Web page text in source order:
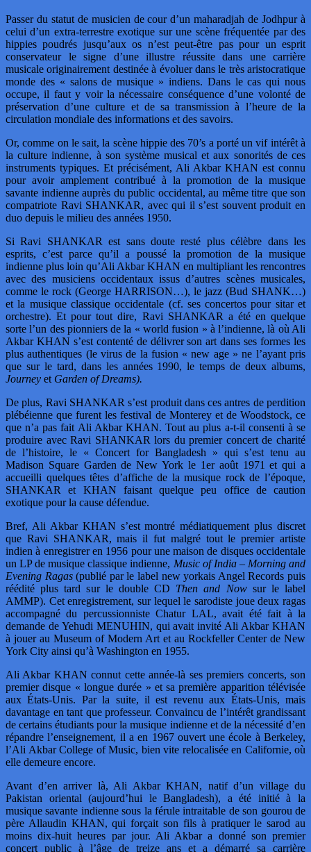
Passer du statut de musicien de cour d’un maharadjah de Jodhpur à
celui d’un extra-terrestre exotique sur une scène fréquentée par des
hippies poudrés jusqu’aux os n’est peut-être pas pour un esprit
conservateur le signe d’une illustre réussite dans une carrière
musicale originairement destinée à évoluer dans le très aristocratique
monde des « salons de musique » indiens. Dans le cas qui nous
occupe, il faut y voir la nécessaire conséquence d’une volonté de
préservation d’une culture et de sa transmission à l’heure de la
circulation mondiale des informations et des savoirs.
Or, comme on le sait, la scène hippie des 70’s a porté un vif intérêt à
la culture indienne, à son système musical et aux sonorités de ces
instruments typiques. Et précisément, Ali Akbar KHAN est connu
pour avoir amplement contribué à la promotion de la musique
savante indienne auprès du public occidental, au même titre que son
compatriote Ravi SHANKAR, avec qui il s’est souvent produit en
duo depuis le milieu des années 1950.
Si Ravi SHANKAR est sans doute resté plus célèbre dans les
esprits, c’est parce qu’il a poussé la promotion de la musique
indienne plus loin qu’Ali Akbar KHAN en multipliant les rencontres
avec des musiciens occidentaux issus d’autres scènes musicales,
comme le rock (George HARRISON…), le jazz (Bud SHANK…)
et la musique classique occidentale (cf. ses concertos pour sitar et
orchestre). Et pour tout dire, Ravi SHANKAR a été en quelque
sorte l’un des pionniers de la « world fusion » à l’indienne, là où Ali
Akbar KHAN s’est contenté de délivrer son art dans ses formes les
plus authentiques (le virus de la fusion « new age » ne l’ayant pris
que sur le tard, dans les années 1990, le temps de deux albums,
Journey et Garden of Dreams).
De plus, Ravi SHANKAR s’est produit dans ces antres de perdition
plébéienne que furent les festival de Monterey et de Woodstock, ce
que n’a pas fait Ali Akbar KHAN. Tout au plus a-t-il consenti à se
produire avec Ravi SHANKAR lors du premier concert de charité
de l’histoire, le « Concert for Bangladesh » qui s’est tenu au
Madison Square Garden de New York le 1er août 1971 et qui a
accueilli quelques têtes d’affiche de la musique rock de l’époque,
SHANKAR et KHAN faisant quelque peu office de caution
exotique pour la cause défendue.
Bref, Ali Akbar KHAN s’est montré médiatiquement plus discret
que Ravi SHANKAR, mais il fut malgré tout le premier artiste
indien à enregistrer en 1956 pour une maison de disques occidentale
un LP de musique classique indienne, Music of India – Morning and
Evening Ragas(publié par le label new yorkais Angel Records puis
réédité plus tard sur le double CD Then and Now sur le label
AMMP). Cet enregistrement, sur lequel le sarodiste joue deux ragas
accompagné du percussionniste Chatur LAL, avait été fait à la
demande de Yehudi MENUHIN, qui avait invité Ali Akbar KHAN
à jouer au Museum of Modern Art et au Rockfeller Center de New
York City ainsi qu’à Washington en 1955.
Ali Akbar KHAN connut cette année-là ses premiers concerts, son
premier disque « longue durée » et sa première apparition télévisée
aux États-Unis. Par la suite, il est revenu aux États-Unis, mais
davantage en tant que professeur. Convaincu de l’intérêt grandissant
de certains étudiants pour la musique indienne et de la nécessité d’en
répandre l’enseignement, il a en 1967 ouvert une école à Berkeley,
l’Ali Akbar College of Music, bien vite relocalisée en Californie, où
elle demeure encore.
Avant d’en arriver là, Ali Akbar KHAN, natif d’un village du
Pakistan oriental (aujourd’hui le Bangladesh), a été initié à la
musique savante indienne sous la férule intraitable de son gourou de
père Allaudin KHAN, qui forçait son fils à pratiquer le sarod au
moins dix-huit heures par jour. Ali Akbar a donné son premier
concert public à l’âge de treize ans et a démarré sa carrière